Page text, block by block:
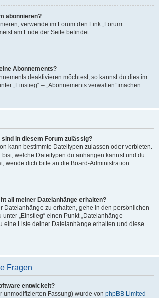
abonnieren?
verwende im Forum den Link „Forum
am Ende der Seite befindet.
Abonnements?
deaktivieren möchtest, so kannst du dies im
„Einstieg“ – „Abonnements verwalten“ machen.
in diesem Forum zulässig?
kann bestimmte Dateitypen zulassen oder verbieten.
bist, welche Dateitypen du anhängen kannst und du
wende dich bitte an die Board-Administration.
all meiner Dateianhänge erhalten?
Dateianhänge zu erhalten, gehe in den persönlichen
unter „Einstieg“ einen Punkt „Dateianhänge
eine Liste deiner Dateianhänge erhalten und diese
Fragen
entwickelt?
unmodifizierten Fassung) wurde von phpBB Limited